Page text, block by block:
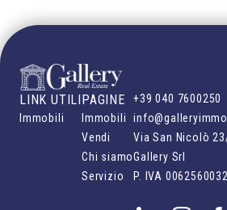
LINK UTILI
Immobili
PAGINE
Immobili
Vendi
Chi siamo
Servizio
+39 040 7600250
Via San Nicolò
Gallery Srl
P. IVA